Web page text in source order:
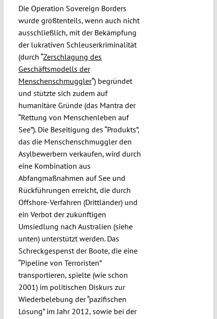
Die Operation Sovereign Borders
wurde größtenteils, wenn auch nicht
ausschließlich, mit der Bekämpfung
der lukrativen Schleuserkriminalität
(durch “Zerschlagung des
Geschäftsmodells der
Menschenschmuggler“) begründet
und stützte sich zudem auf
humanitäre Gründe (das Mantra der
“Rettung von Menschenleben auf
See”). Die Beseitigung des “Produkts”,
das die Menschenschmuggler den
Asylbewerbern verkaufen, wird durch
eine Kombination aus
Abfangmaßnahmen auf See und
Rückführungen erreicht, die durch
Offshore-Verfahren (Drittländer) und
ein Verbot der zukünftigen
Umsiedlung nach Australien (siehe
unten) unterstützt werden. Das
Schreckgespenst der Boote, die eine
“Pipeline von Terroristen”
transportieren, spielte (wie schon
2001) im politischen Diskurs zur
Wiederbelebung der “pazifischen
Lösung” im Jahr 2012, sowie bei der